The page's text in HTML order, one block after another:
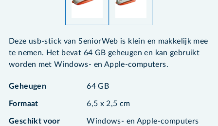
Deze usb-stick van SeniorWeb is klein en makkelijk mee
te nemen. Het bevat 64 GB geheugen en kan gebruikt
worden met Windows- en Apple-computers.
Geheugen 64 GB
Formaat 6,5 x 2,5 cm
Geschikt voor Windows- en Apple-computers